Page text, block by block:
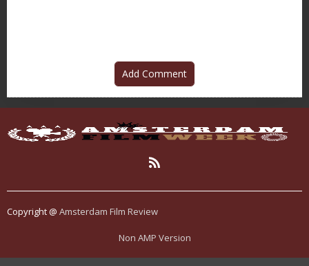
Add Comment
Copyright @ Amsterdam Film Review
Non AMP Version